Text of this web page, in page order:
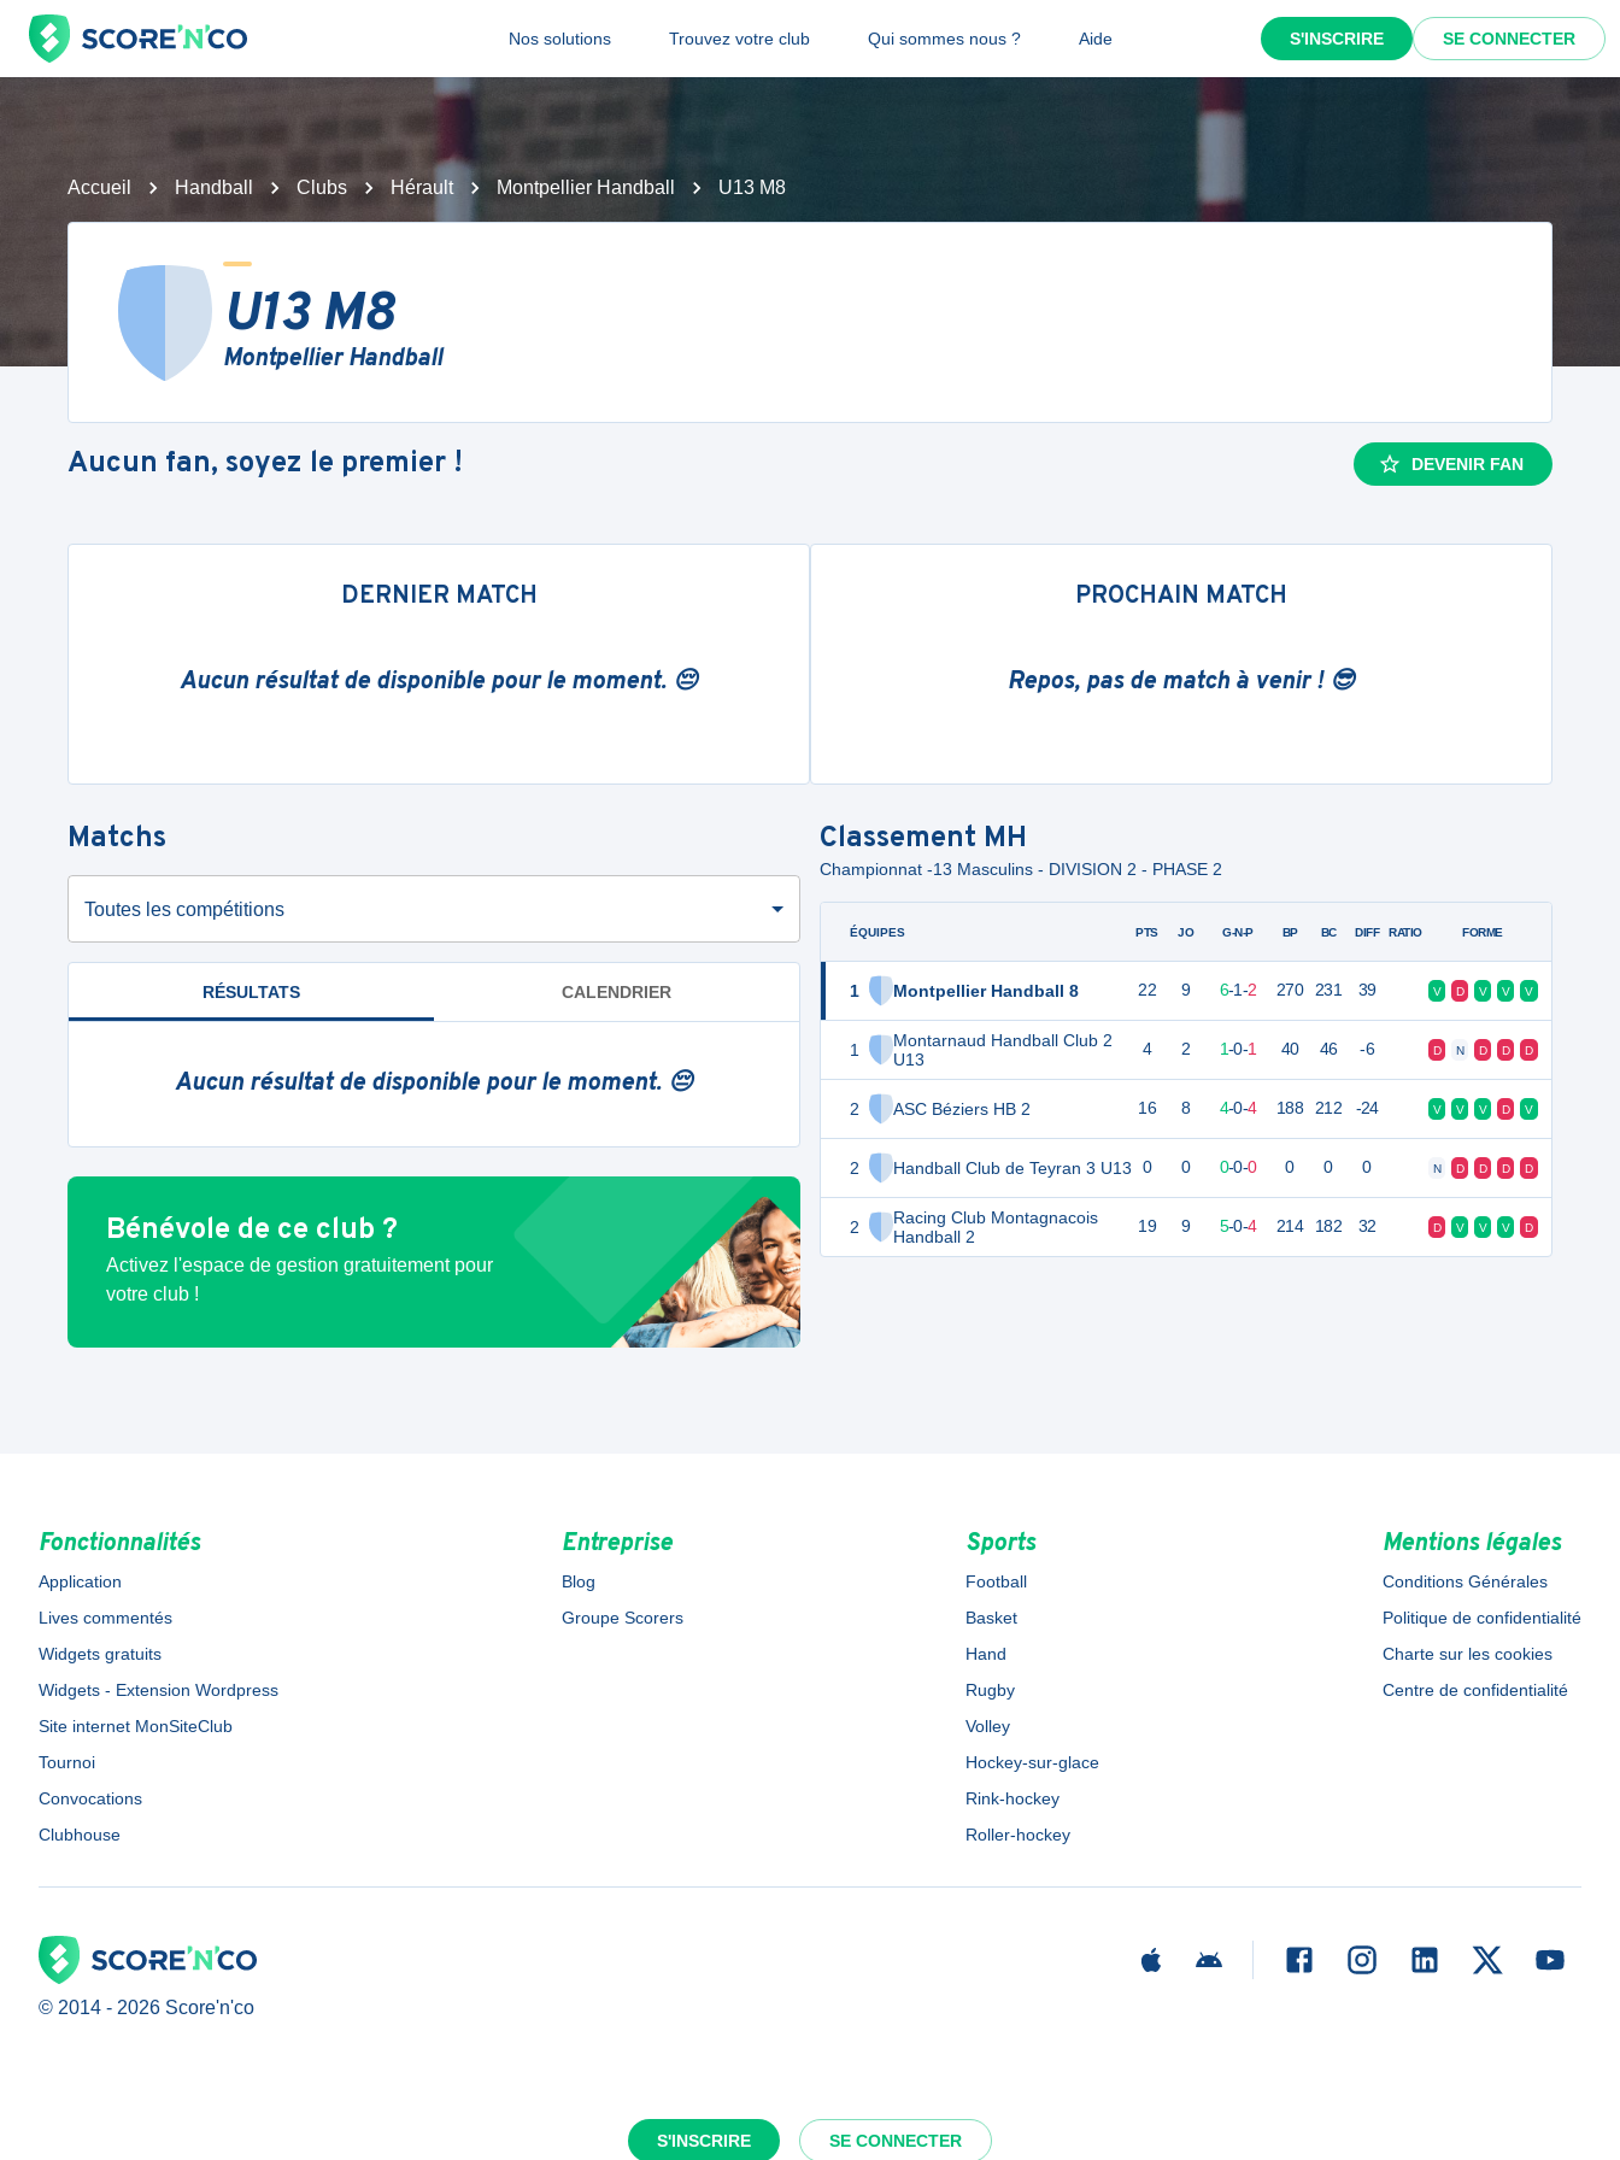
Nos solutions Trouvez votre club Qui sommes nous ? Aide S'INSCRIRE SE CONNECTER
S'INSCRIRE SE CONNECTER
Accueil Handball Clubs Hérault Montpellier Handball U13 M8
U13 M8
Montpellier Handball
Aucun fan, soyez le premier ! DEVENIR FAN
DERNIER MATCH
Aucun résultat de disponible pour le moment. 😔
PROCHAIN MATCH
Repos, pas de match à venir ! 😎
Matchs
Toutes les compétitions
RÉSULTATS CALENDRIER
Aucun résultat de disponible pour le moment. 😔
Bénévole de ce club ?
Activez l'espace de gestion gratuitement pour
votre club !
Classement MH
Championnat -13 Masculins - DIVISION 2 - PHASE 2
ÉQUIPES
1 Montpellier Handball 8
1
Montarnaud Handball Club 2
U13
2 ASC Béziers HB 2
2 Handball Club de Teyran 3 U13
2
Racing Club Montagnacois
Handball 2
PTS JO G-N-P BP BC DIFF RATIO FORME
22 9 6-1-2 270 231 39 V D V V V
4 2 1-0-1 40 46 -6 D N D D D
16 8 4-0-4 188 212 -24 V V V D V
0 0 0-0-0 0 0 0 N D D D D
19 9 5-0-4 214 182 32 D V V V D
Fonctionnalités
Application
Lives commentés
Widgets gratuits
Widgets - Extension Wordpress
Site internet MonSiteClub
Tournoi
Convocations
Clubhouse
Entreprise
Blog
Groupe Scorers
Sports
Football
Basket
Hand
Rugby
Volley
Hockey-sur-glace
Rink-hockey
Roller-hockey
Mentions légales
Conditions Générales
Politique de confidentialité
Charte sur les cookies
Centre de confidentialité
© 2014 - 2026 Score'n'co